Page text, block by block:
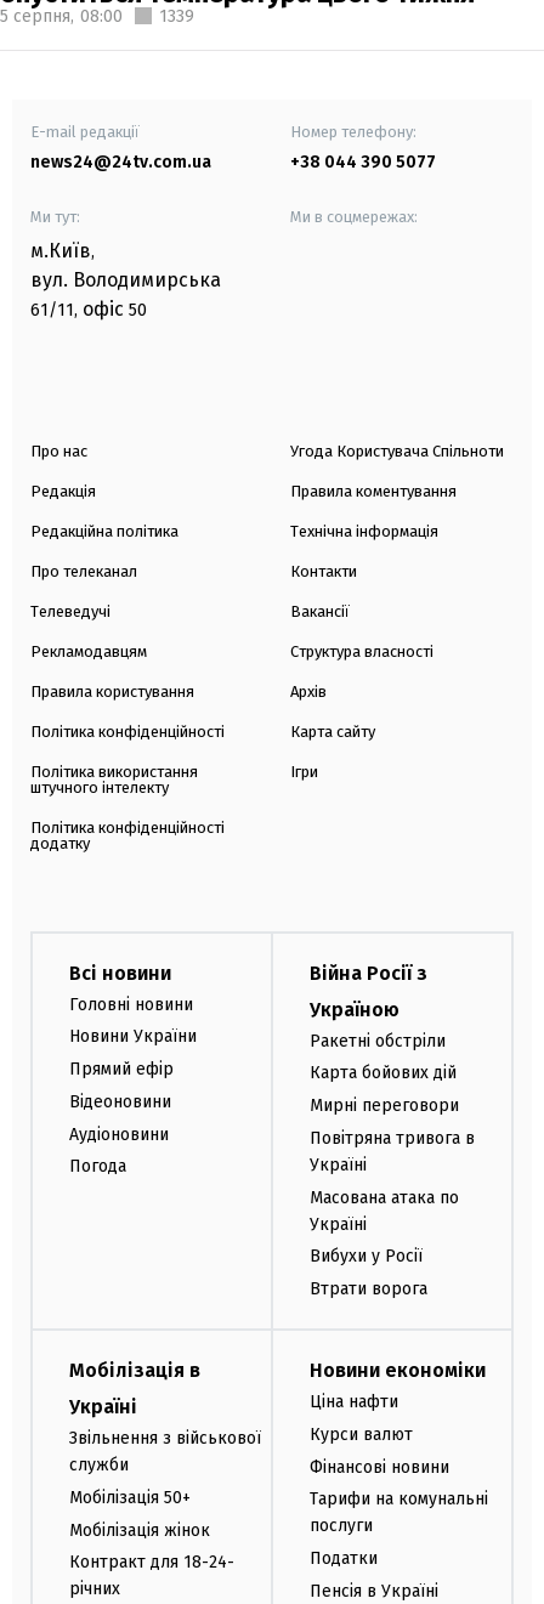
5 серпня, 08:00 1339
E-mail редакції
news24@24tv.com.ua
Номер телефону:
+38 044 390 5077
Ми тут:
м.Київ,
вул. Володимирська
61/11, офіс 50
Ми в соцмережах:
Про нас
Редакція
Редакційна політика
Про телеканал
Телеведучі
Рекламодавцям
Правила користування
Політика конфіденційності
Політика використання
штучного інтелекту
Політика конфіденційності
додатку
Угода Користувача Спільноти
Правила коментування
Технічна інформація
Контакти
Вакансії
Структура власності
Архів
Карта сайту
Ігри
Всі новини
Головні новини
Новини України
Прямий ефір
Відеоновини
Аудіоновини
Погода
Війна Росії з
Україною
Ракетні обстріли
Карта бойових дій
Мирні переговори
Повітряна тривога в
Україні
Масована атака по
Україні
Вибухи у Росії
Втрати ворога
Мобілізація в
Україні
Звільнення з військової
служби
Мобілізація 50+
Мобілізація жінок
Контракт для 18-24-
річних
Новини економіки
Ціна нафти
Курси валют
Фінансові новини
Тарифи на комунальні
послуги
Податки
Пенсія в Україні